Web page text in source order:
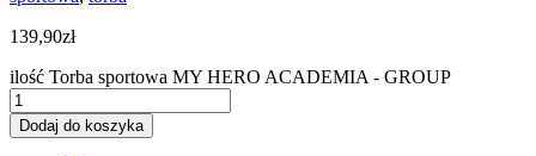
139,90zł
ilość Torba sportowa MY HERO ACADEMIA - GROUP
Dodaj do koszyka